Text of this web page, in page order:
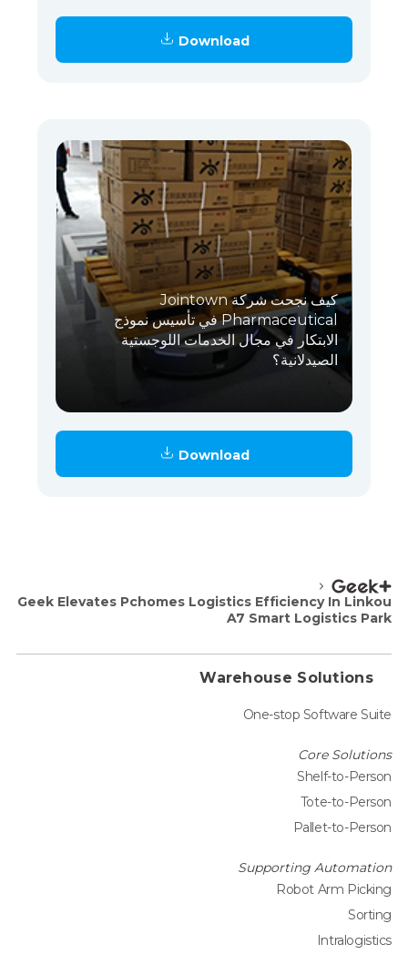
Download
كيف نجحت شركة Jointown
Pharmaceutical في تأسيس نموذج
الابتكار في مجال الخدمات اللوجستية
الصيدلانية؟
Download
Geek Elevates Pchomes Logistics Efficiency In Linkou
A7 Smart Logistics Park
Warehouse Solutions
One-stop Software Suite
Core Solutions
Shelf-to-Person
Tote-to-Person
Pallet-to-Person
Supporting Automation
Robot Arm Picking
Sorting
Intralogistics